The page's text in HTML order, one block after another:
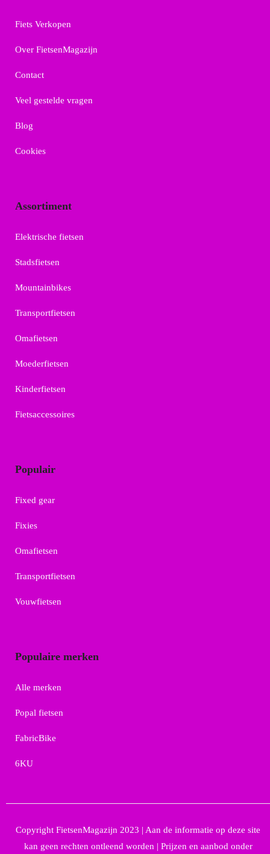
Fiets Verkopen
Over FietsenMagazijn
Contact
Veel gestelde vragen
Blog
Cookies
Assortiment
Elektrische fietsen
Stadsfietsen
Mountainbikes
Transportfietsen
Omafietsen
Moederfietsen
Kinderfietsen
Fietsaccessoires
Populair
Fixed gear
Fixies
Omafietsen
Transportfietsen
Vouwfietsen
Populaire merken
Alle merken
Popal fietsen
FabricBike
6KU
Copyright FietsenMagazijn 2023 | Aan de informatie op deze site
kan geen rechten ontleend worden | Prijzen en aanbod onder